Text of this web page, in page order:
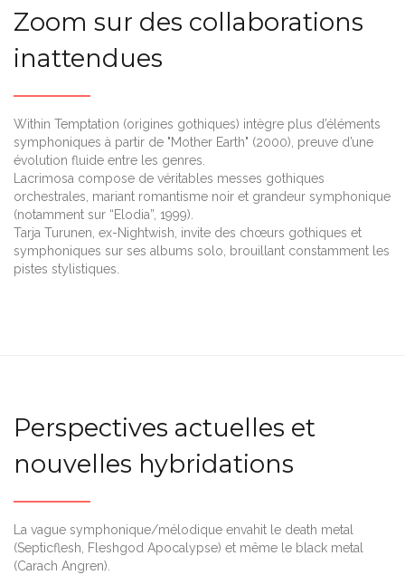
Zoom sur des collaborations
inattendues
Within Temptation (origines gothiques) intègre plus d’éléments
symphoniques à partir de "Mother Earth" (2000), preuve d’une
évolution fluide entre les genres.
Lacrimosa compose de véritables messes gothiques
orchestrales, mariant romantisme noir et grandeur symphonique
(notamment sur “Elodia”, 1999).
Tarja Turunen, ex-Nightwish, invite des chœurs gothiques et
symphoniques sur ses albums solo, brouillant constamment les
pistes stylistiques.
Perspectives actuelles et
nouvelles hybridations
La vague symphonique/mélodique envahit le death metal
(Septicflesh, Fleshgod Apocalypse) et même le black metal
(Carach Angren).